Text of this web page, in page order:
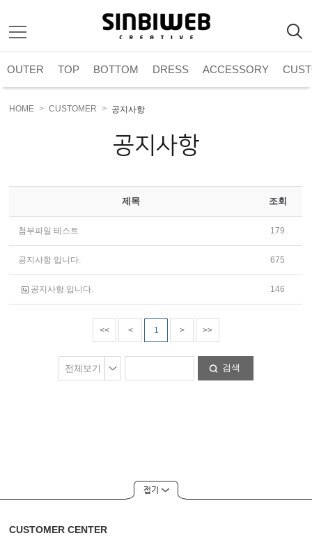
OUTER TOP BOTTOM DRESS ACCESSORY
HOME CUSTOMER 공지사항
공지사항
제목 조회
첨부파일 테스트 179
공지사항 입니다. 675
공지사항 입니다. 146
<< < 1 > >>
검색
CUSTOMER CENTER